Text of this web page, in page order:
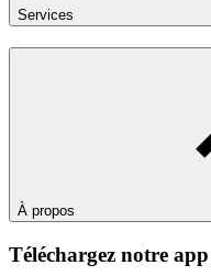
Services
À propos
Téléchargez notre app